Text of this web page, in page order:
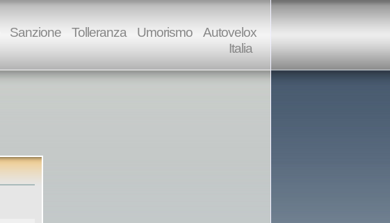
Sanzione Tolleranza Umorismo
Autovelox
Italia